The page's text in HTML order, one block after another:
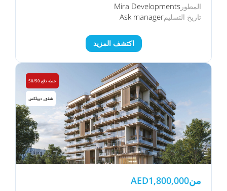
المطور Mira Developments
تاريخ التسليمAsk manager
اكتشف المزيد
خطة دفع 50/50
شقق, دوبلكس
من AED1,800,000